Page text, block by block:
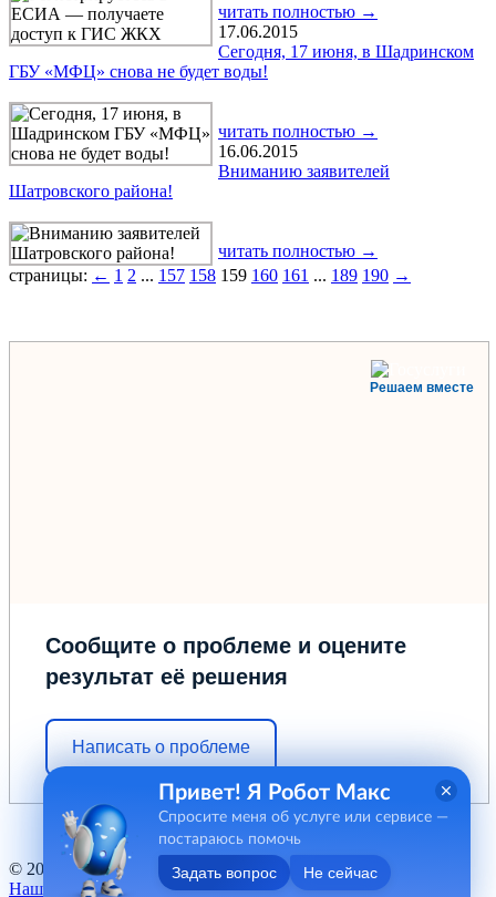
читать полностью →
17.06.2015
Сегодня, 17 июня, в Шадринском
ГБУ «МФЦ» снова не будет воды!
читать полностью →
16.06.2015
Вниманию заявителей
Шатровского района!
читать полностью →
страницы: ← 1 2 ... 157 158 159 160 161 ... 189 190 →
Решаем вместе
Сообщите о проблеме и оцените
результат её решения
Написать о проблеме
© 2012 - 2026 ГБУ "МФЦ" Курганской области
Наш баннер
Привет! Я Робот Макс
Спросите меня об услуге или сервисе —
постараюсь помочь
Задать вопрос Не сейчас